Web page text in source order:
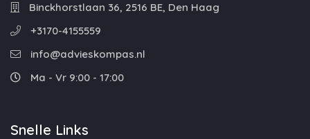
Binckhorstlaan 36, 2516 BE, Den Haag
+3170-4155559
info@advieskompas.nl
Ma - Vr 9:00 - 17:00
Snelle Links